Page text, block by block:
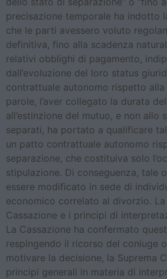
precisazione temporale ha indotto
che le parti avessero voluto
definitiva, fino alla scadenza
relativi obblighi di pagamento,
dall’evoluzione del loro status
contrattuale autonomo rispetto alla
parole, l’aver collegato la durata
all’estinzione del mutuo, e non allo
separati, ha portato a qualificare
un patto contrattuale autonomo
separazione, che costituiva solo
stipulazione. Di conseguenza, tale
essere modificato in sede di
economico correlato al divorzio.
Cassazione e i principi di
La Cassazione ha confermato
respingendo il ricorso del coniuge
motivare la decisione, la Suprema
principi generali in materia di